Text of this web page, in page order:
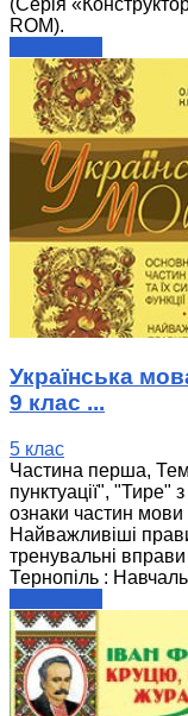
ROM).
Українська
9 клас ...
5 клас
Частина перша,
пунктуації", "Тире"
ознаки частин мови
Найважливіші
тренувальні
Тернопіль :